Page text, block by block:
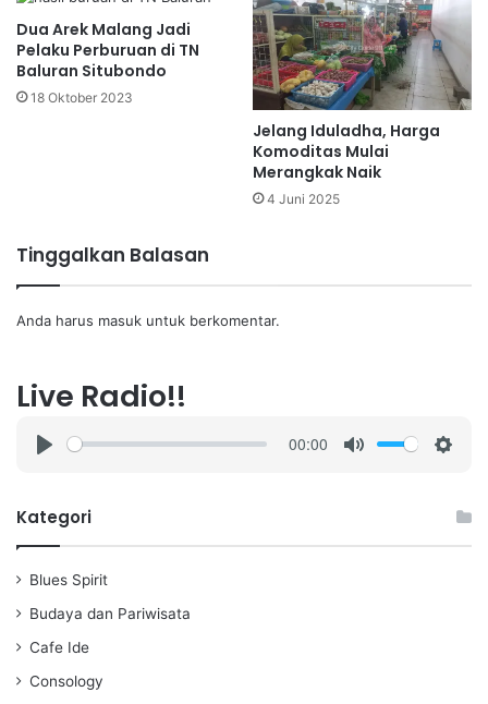
Dua Arek Malang Jadi
Pelaku Perburuan di TN
Baluran Situbondo
18 Oktober 2023
Jelang Iduladha, Harga
Komoditas Mulai
Merangkak Naik
4 Juni 2025
Tinggalkan Balasan
Anda harus masuk untuk berkomentar.
Live Radio!!
a
00:00
Kategori
Blues Spirit
Budaya dan Pariwisata
Cafe Ide
Consology